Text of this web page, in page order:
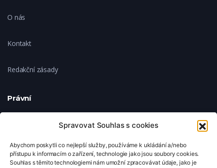
Spravovat Souhlas s cookies
Abychom poskytli co nejlepší služby, používáme k ukládání a/nebo
přístupu k informacím o zařízení, technologie jako jsou soubory cookies.
Souhlas s těmito technologiemi nám umožní zpracovávat údaje, jako je
O nás
Kontakt
Redakční zásady
Právní
Ochrana soukromí
Zásady cookies